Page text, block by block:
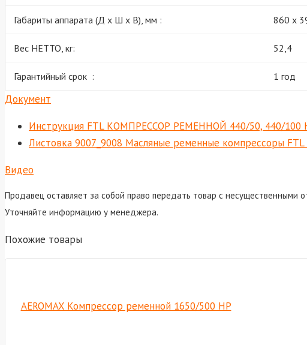
Габариты аппарата (Д х Ш х В), мм : 860 х
Вес НЕТТО, кг: 52,4
Гарантийный срок : 1 год
Документ
Инструкция FTL КОМПРЕССОР РЕМЕННОЙ 440/50, 440/100
Листовка 9007_9008 Масляные ременные компрессоры FTL
Видео
Продавец оставляет за собой право передать товар с несущественными
Уточняйте информацию у менеджера.
Похожие товары
AEROMAX Компрессор ременной 1650/500 HP